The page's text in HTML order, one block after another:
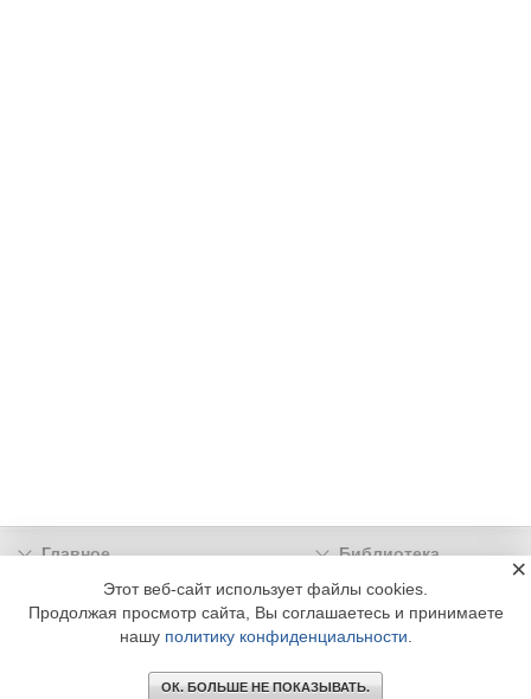
Главное
Библиотека
Подписка
Реклама
Информация
© 2002 - 2026 OOO Издательский дом «МЕДИА ТЕХНОЛОДЖИ» +7 (495) 665-00-
Этот веб-сайт использует файлы cookies.
Продолжая просмотр сайта, Вы соглашаетесь и принимаете
нашу политику конфиденциальности
ОК. БОЛЬШЕ НЕ ПОКАЗЫВАТЬ.
×